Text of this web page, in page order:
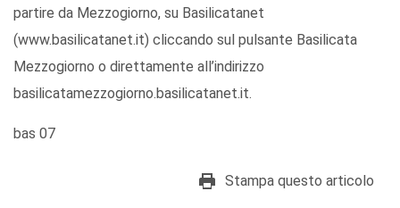
partire da Mezzogiorno, su Basilicatanet
(www.basilicatanet.it) cliccando sul pulsante Basilicata
Mezzogiorno o direttamente all’indirizzo
basilicatamezzogiorno.basilicatanet.it.
bas 07
Stampa questo articolo